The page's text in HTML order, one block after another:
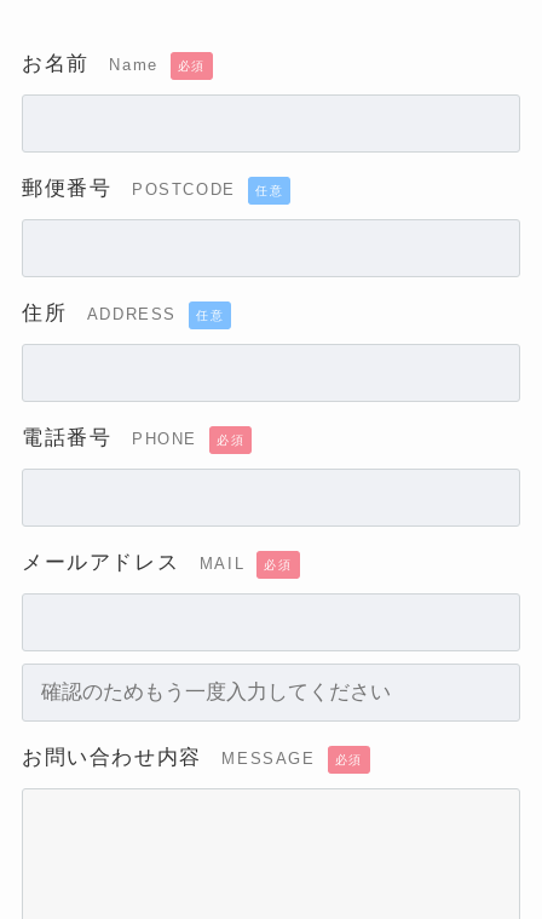
お名前 Name 必須
郵便番号 POSTCODE 任意
住所 ADDRESS 任意
電話番号 PHONE 必須
メールアドレス MAIL 必須
お問い合わせ内容 MESSAGE 必須